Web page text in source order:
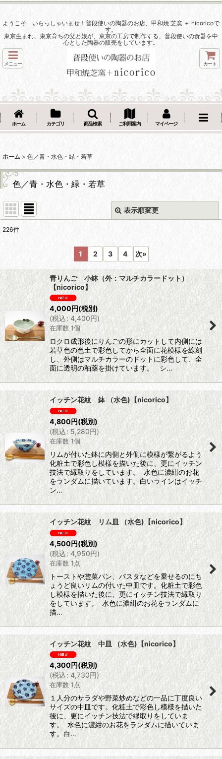
ようこそ いらっしゃいませ！普段使いの陶器のお店、甲和焼 芝窯 ＋ nicoricoで
す。
東京生まれ、東京育ちの父と娘が、東京の工房で制作する、普段使いの食器を中
心とした陶器の販売をしています。
メニュー カート
ホーム カテゴリ 商品検索 ご利用案内 マイページ
ホーム > 色／青・水色・緑・若草
色／青・水色・緑・若草
表示順変更
絞り込む
226件
1 2 3 4 次»
青りんご 小鉢（外：マルチカラードット）
【nicorico】
4,000円(税別)
(税込: 4,400円)
在庫数 1個
ロクロ成形後にりんごの形にカットして内側には
若草色の色土で彩色してから全面に花模様を線刻
し、外側はマルチカラーのドットに彩色して、全
面に透明の釉薬を掛けています。 シ…
イッチン花紋 鉢 （水色)【nicorico】
4,800円(税別)
(税込: 5,280円)
在庫数 1個
リムが付いた鉢に内側と外側に模様が繋がるよう
化粧土で彩色し模様を描いた後に、更にイッチン
技法で縁取りをしています。 水色に濃紺のお花
をランダムに描いています。白いラインはイッチ
ン…
イッチン花紋 リム皿 （水色)【nicorico】
4,500円(税別)
(税込: 4,950円)
在庫数 1点
トーストや惣菜パン、パスタなどを乗せるのにち
ょうど良いリムの付いた中皿です。化粧土で彩色
し模様を描いた後に、更にイッチン技法で縁取り
をしています。 水色に濃紺のお花をランダムに
描…
イッチン花紋 中皿 （水色)【nicorico】
4,300円(税別)
(税込: 4,730円)
在庫数 1点
１人分のサラダや野菜炒めなどの一品に丁度良い
サイズの中皿です。化粧土で彩色し模様を描いた
後に、更にイッチン技法で縁取りをしていま
す。 水色に濃紺のお花をランダムに描いていま
す。白…